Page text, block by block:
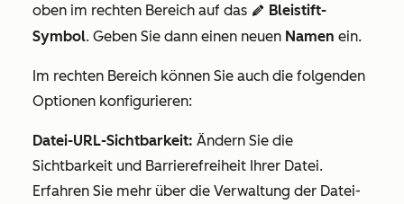
oben im rechten Bereich auf das edit Bleistift-
Symbol. Geben Sie dann einen neuen Namen ein.
Im rechten Bereich können Sie auch die folgenden
Optionen konfigurieren:
Datei-URL-Sichtbarkeit: Ändern Sie die
Sichtbarkeit und Barrierefreiheit Ihrer Datei.
Erfahren Sie mehr über die Verwaltung der Datei-